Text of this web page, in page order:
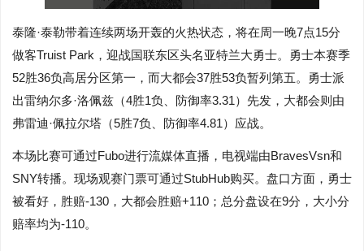
泰隆·泰勒带着连续两场开轰的火热状态，将在周一晚7点15分
做客Truist Park，迎战国联东区头名亚特兰大勇士。勇士本赛季
52胜36负高居分区第一，而大都会37胜53负暂列第五。勇士派
出雷纳尔多·洛佩兹（4胜1负、防御率3.31）先发，大都会则由
弗雷迪·佩拉尔塔（5胜7负、防御率4.81）应战。
本场比赛可通过Fubo进行流媒体直播，电视端由BravesVsn和
SNY转播。现场观赛门票可通过StubHub购买。盘口方面，勇士
被看好，胜赔-130，大都会胜赔+110；总分盘设在9分，大小分
赔率均为-110。